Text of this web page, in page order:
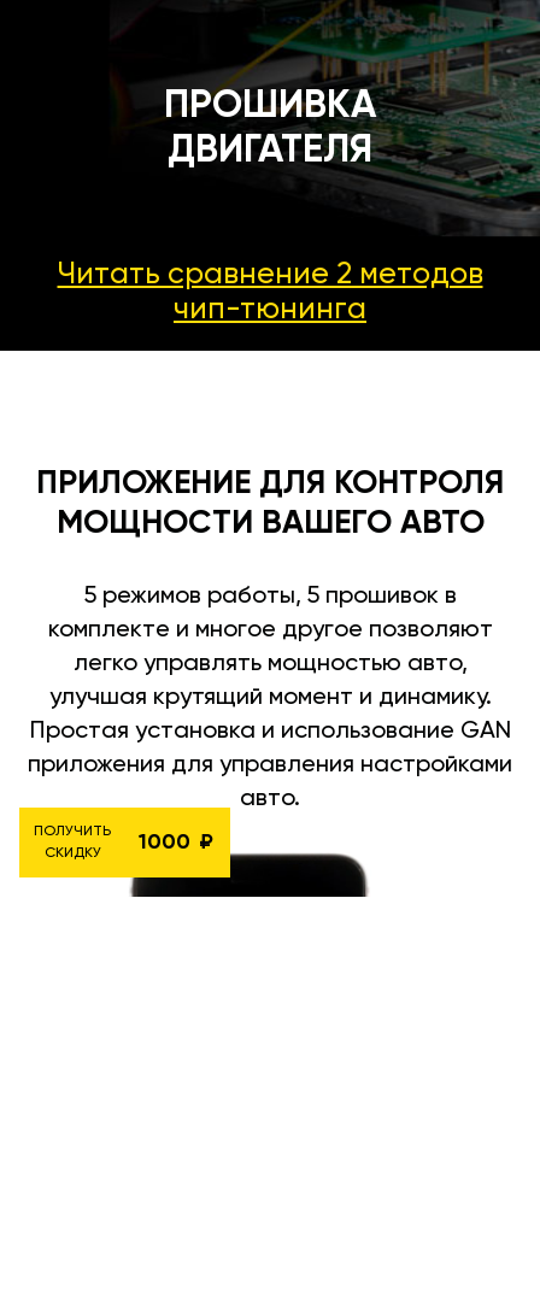
ПРОШИВКА
ДВИГАТЕЛЯ
Читать сравнение 2 методов
чип-тюнинга
ПРИЛОЖЕНИЕ ДЛЯ КОНТРОЛЯ
МОЩНОСТИ ВАШЕГО АВТО
5 режимов работы, 5 прошивок в
комплекте и многое другое позволяют
легко управлять мощностью авто,
улучшая крутящий момент и динамику.
Простая установка и использование GAN
приложения для управления настройками
авто.
ПОЛУЧИТЬ
СКИДКУ
1000